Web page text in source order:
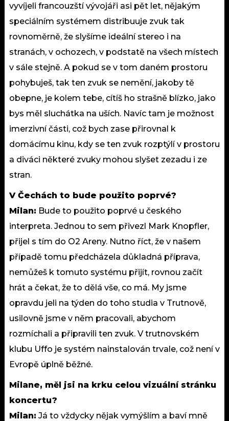
vyvíjeli francouzští vývojáři asi pět let, nějakým
speciálním systémem distribuuje zvuk tak
rovnoměrně, že slyšíme ideální stereo i na
stranách, v ochozech, v podstatě na všech místech
v sále stejně. A pokud se v tom daném prostoru
pohybuješ, tak ten zvuk se nemění, jakoby tě
obepne, je kolem tebe, cítíš ho strašně blízko, jako
bys měl sluchátka na uších. Navíc tam je možnost
imerzivní části, což bych zase přirovnal k
domácímu kinu, kdy se ten zvuk rozptýlí v prostoru
a diváci některé zvuky mohou slyšet zezadu i ze
stran.
V Čechách to bude použito poprvé?
Milan: Bude to použito poprvé u českého
interpreta. Jednou to sem přivezl Mark Knopfler,
přijel s tím do O2 Areny. Nutno říct, že v našem
případě tomu předcházela důkladná příprava,
nemůžeš k tomuto systému přijít, rovnou začít
hrát a čekat, že to dělá vše, co má. My jsme
opravdu jeli na týden do toho studia v Trutnově,
usilovně jsme v něm pracovali, abychom
rozmíchali a připravili ten zvuk. V trutnovském
klubu Uffo je systém nainstalován trvale, což není v
Evropě úplně běžné.
Milane, měl jsi na krku celou vizuální stránku
koncertu?
Milan: Já to vždycky nějak vymýšlím a baví mně